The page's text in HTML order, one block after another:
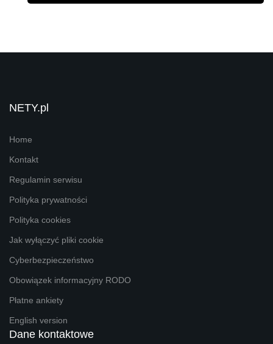
NETY.pl
Home
Kontakt
Regulamin serwisu
Polityka prywatności
Polityka cookies
Jak wyłączyć pliki cookie
Cyberbezpieczeństwo
Obowiązek informacyjny RODO
Płatne ankiety
English version
Dane kontaktowe